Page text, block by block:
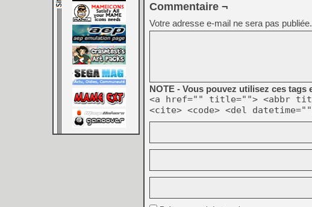
Commentaire ¬
Votre adresse e-mail ne sera pas publiée.
NOTE - Vous pouvez utilisez ces tags
<a href="" title=""> <abbr
<cite> <code> <del